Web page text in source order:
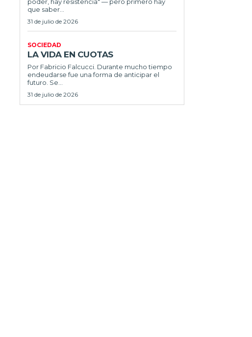
que saber...
31 de julio de 2026
SOCIEDAD
LA VIDA EN CUOTAS
Por Fabricio Falcucci. Durante mucho tiempo
endeudarse fue una forma de anticipar el
futuro. Se...
31 de julio de 2026